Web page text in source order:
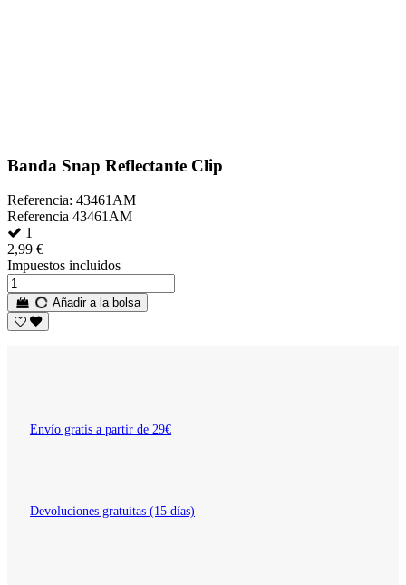
Banda Snap Reflectante Clip
Referencia: 43461AM
Referencia 43461AM
1
2,99 €
Impuestos incluidos
Añadir a la bolsa
Envío gratis a partir de 29€
Devoluciones gratuitas (15 días)